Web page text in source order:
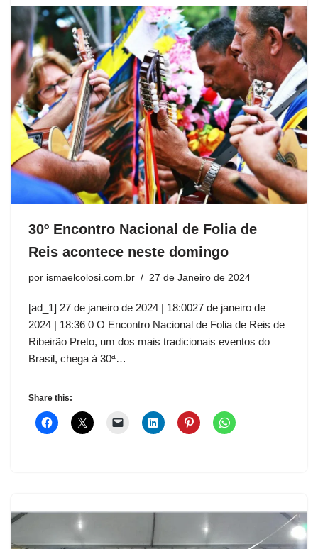
30º Encontro Nacional de Folia de
Reis acontece neste domingo
por ismaelcolosi.com.br 27 de Janeiro de 2024
[ad_1] 27 de janeiro de 2024 | 18:0027 de janeiro de
2024 | 18:36 0 O Encontro Nacional de Folia de Reis de
Ribeirão Preto, um dos mais tradicionais eventos do
Brasil, chega à 30ª…
Share this: